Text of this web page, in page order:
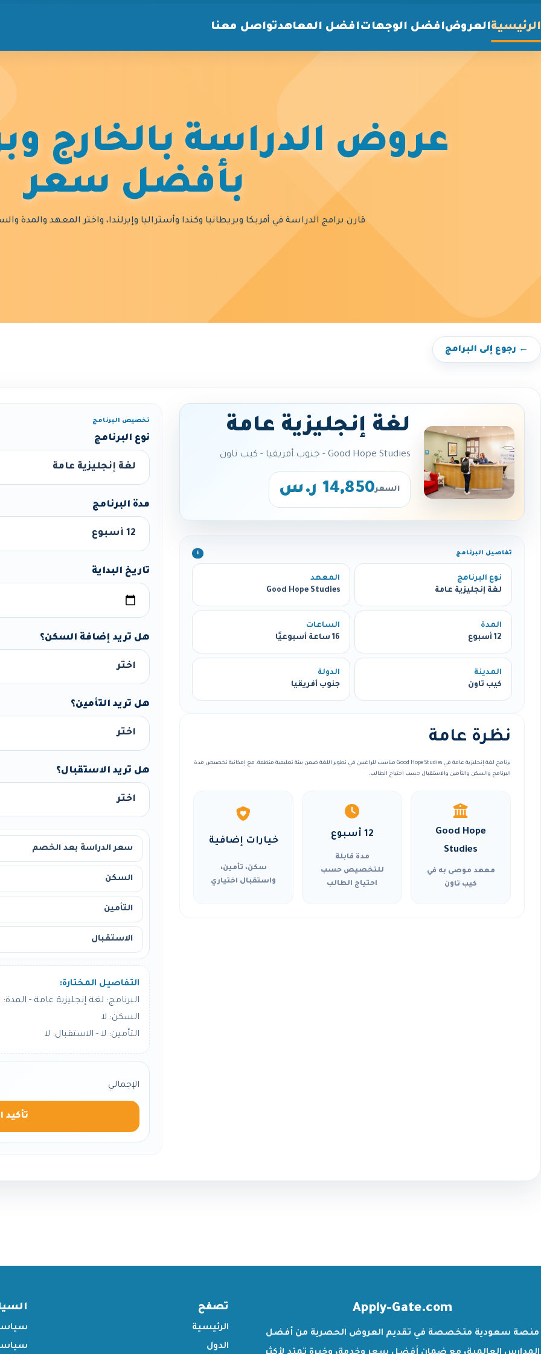
الرئيسيةالعروضافضل الوجهاتافضل المعاهدتواصل معنا
عروض الدراسة بالخارج
بأفضل سعر
قارن برامج الدراسة في أمريكا وبريطانيا وكندا وأستراليا وإيرلندا، واختر المعهد والمدة
← رجوع إلى البرامج
لغة إنجليزية عامة
Good Hope Studies - جنوب أفريقيا - كيب تاون
السعر14,850 ر.س
تفاصيل البرنامج ℹ️
نوع البرنامج
لغة إنجليزية عامة
المعهد
Good Hope Studies
المدة
12 أسبوع
الساعات
16 ساعة أسبوعيًا
المدينة
كيب تاون
الدولة
جنوب أفريقيا
نظرة عامة
برنامج لغة إنجليزية عامة في Good Hope Studies مناسب للراغبين في تطوير اللغة ضمن بيئة تعليمية منظمة، مع إمكانية تخصيص مدة
البرنامج والسكن والتأمين والاستقبال حسب احتياج الطالب.
Good Hope
Studies
معهد موصى به في
كيب تاون
12 أسبوع
مدة قابلة
للتخصيص حسب
احتياج الطالب
خيارات إضافية
سكن، تأمين،
واستقبال اختياري
تخصيص البرنامج
نوع البرنامج
مدة البرنامج
تاريخ البداية
هل تريد إضافة السكن؟
هل تريد التأمين؟
هل تريد الاستقبال؟
سعر الدراسة بعد الخصم
السكن
التأمين
الاستقبال
التفاصيل المختارة:
البرنامج: لغة إنجليزية عامة - المدة: 12 أسبوع
السكن: لا
التأمين: لا - الاستقبال: لا
الإجمالي
تأكيد
Apply-Gate.com
منصة سعودية متخصصة في تقديم العروض الحصرية من أفضل
تصفح
الرئيسية
الدول